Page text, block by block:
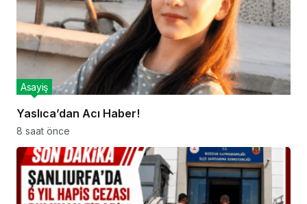
Yaslıca’dan Acı Haber!
Asayiş
8 saat önce